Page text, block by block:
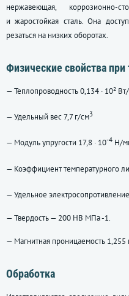
нержавеющая, коррозионно-
и жаростойкая сталь. Она
резаться на низких оборотах.
Физические свойства при
— Теплопроводность 0,134 · 10²
— Удельный вес 7,7 г/cм3
— Модуль упругости 17,8 · 10-4 Н/
— Коэффициент температурного
— Удельное
— Твердость — 200 НВ МПа -1.
— Магнитная проницаемость
Обработка